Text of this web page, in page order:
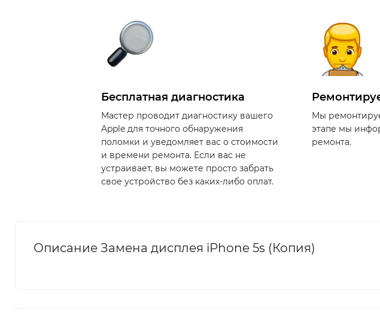
Бесплатная диагностика
Мастер проводит диагностику вашего
Apple для точного обнаружения
поломки и уведомляет вас о стоимости
и времени ремонта. Если вас не
устраивает, вы можете просто забрать
свое устройство без каких-либо оплат.
Мы
этапе мы
ремонта.
Описание Замена дисплея iPhone 5s (Копия)